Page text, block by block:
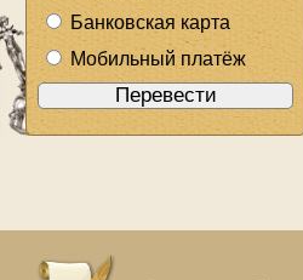
Банковская карта
Мобильный платёж